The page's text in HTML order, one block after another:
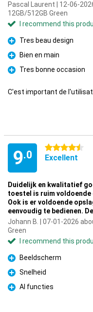
Pascal Laurent | 12-06-
12GB/512GB Green
I recommend this
Pro
Tres beau design
Pro
Bien en main
Pro
Tres bonne occasion
C'est important de
9.0
4.5 stars
Excellent
Duidelijk en kwalitatief
toestel is ruim voldoende
Ook is er voldoende
eenvoudig te bedienen.
Johann B. | 07-01-2026
Green
I recommend this
Pro
Beeldscherm
Pro
Snelheid
Pro
AI functies